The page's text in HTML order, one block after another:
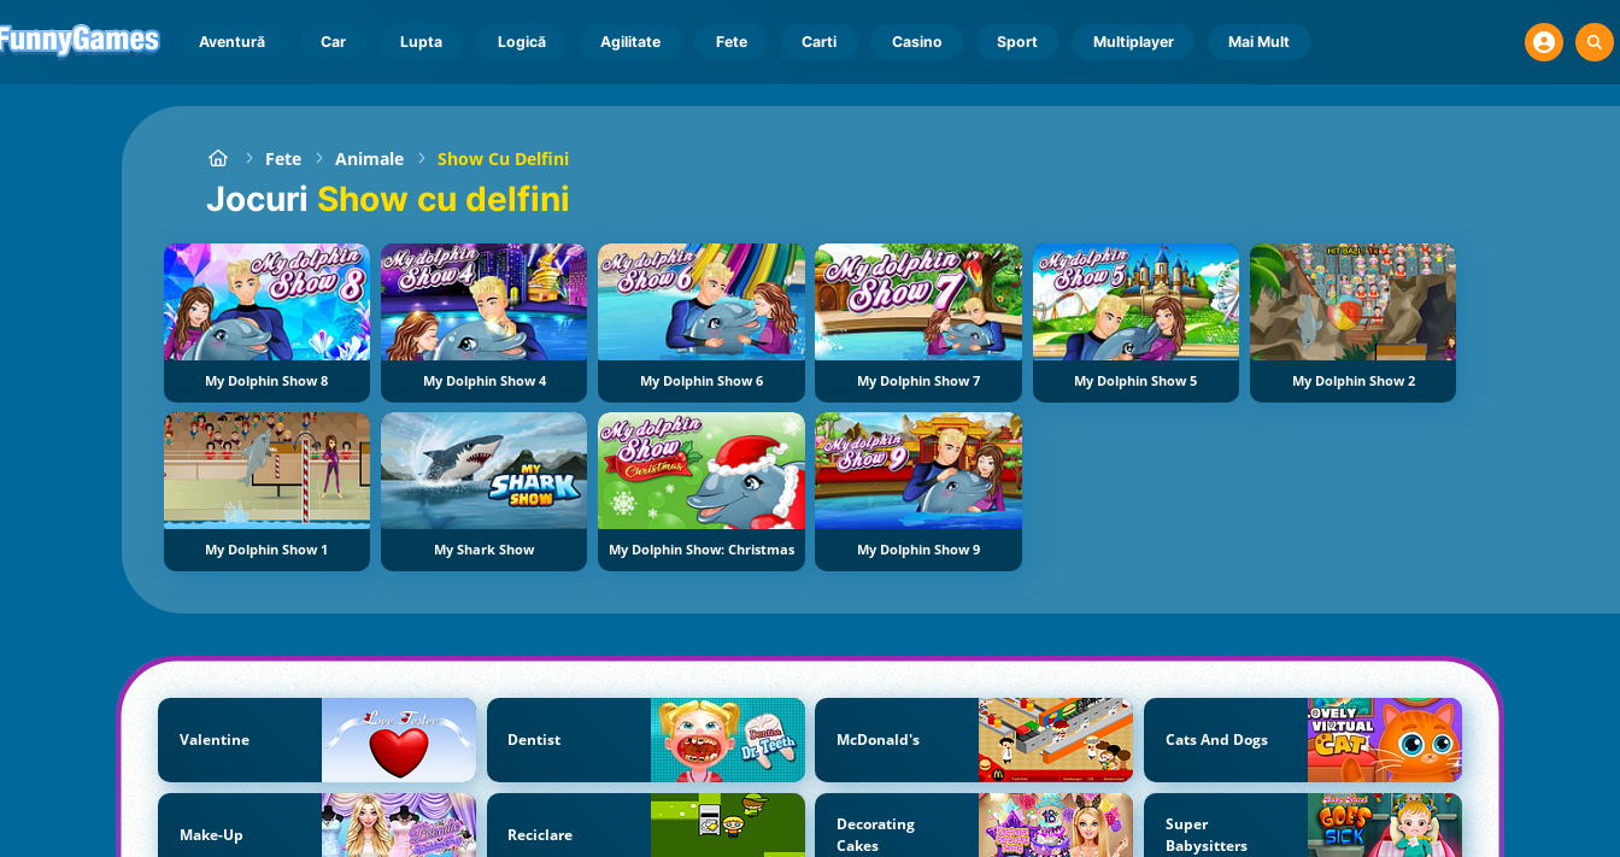
Aventură Car Lupta Logică Agilitate Fete Carti Casino Sport Multiplayer Mai Mult
Fete Animale Show Cu Delfini
jocuri Show cu delfini
My Dolphin Show 8 My Dolphin Show 4 My Dolphin Show 6 My Dolphin Show 7 My Dolphin Show 5 My Dolphin Show 2
My Dolphin Show 1 My Shark Show My Dolphin Show: Christmas My Dolphin Show 9
Valentine Dentist McDonald's Cats And Dogs
Make-Up Reciclare
Decorating
Cakes
Super
Babysitters